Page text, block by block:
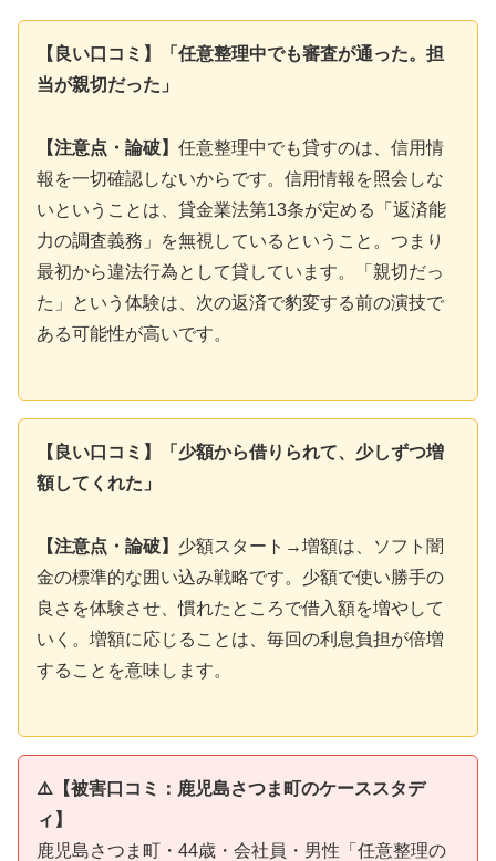
【良い口コミ】「任意整理中でも審査が通った。担
当が親切だった」
【注意点・論破】 任意整理中でも貸すのは、信用情
報を一切確認しないからです。信用情報を照会しな
いということは、貸金業法第13条が定める「返済能
力の調査義務」を無視しているということ。つまり
最初から違法行為として貸しています。「親切だっ
た」という体験は、次の返済で豹変する前の演技で
ある可能性が高いです。
【良い口コミ】「少額から借りられて、少しずつ増
額してくれた」
【注意点・論破】 少額スタート→増額は、ソフト闇
金の標準的な囲い込み戦略です。少額で使い勝手の
良さを体験させ、慣れたところで借入額を増やして
いく。増額に応じることは、毎回の利息負担が倍増
することを意味します。
⚠️【被害口コミ：鹿児島さつま町のケーススタデ
ィ】
鹿児島さつま町・44歳・会社員・男性「任意整理の